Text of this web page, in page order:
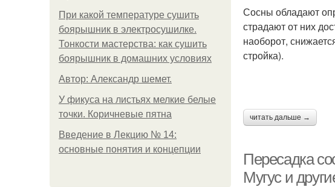
При какой температуре сушить
боярышник в электросушилке.
Тонкости мастерства: как сушить
боярышник в домашних условиях
Автор: Александр шемет.
У фикуса на листьях мелкие белые
точки. Коричневые пятна
Введение в Лекцию № 14:
основные понятия и концепции
Сосны обладают
страдают от них
наоборот,
стройка).
читать дальше →
Пересадка
Мугус и